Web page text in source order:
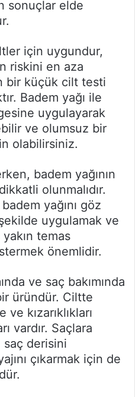
sonuçlar elde
için uygundur,
riskini en aza
bir küçük cilt testi
Badem yağı ile
uygulayarak
ve olumsuz bir
olabilirsiniz.
badem yağının
olunmalıdır.
yağını göz
uygulamak ve
temas
önemlidir.
ve saç bakımında
üründür. Ciltte
kızarıklıkları
vardır. Saçlara
saç derisini
çıkarmak için de